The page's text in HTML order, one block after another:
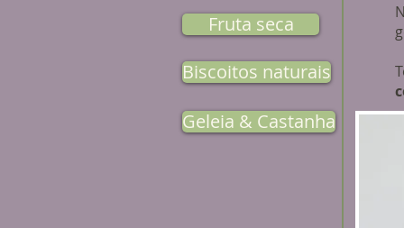
Fruta seca
Biscoitos naturais
Geleia & Castanha